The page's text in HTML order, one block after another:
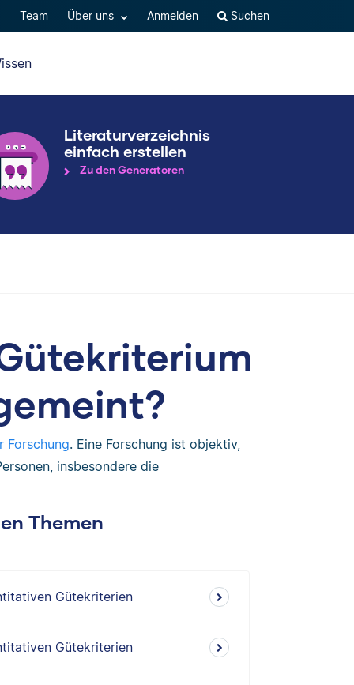
Team Über uns Anmelden Suchen
Literaturverzeichnis
einfach erstellen
Zu den Generatoren
Forschung. Eine Forschung ist objektiv,
insbesondere die
Themen
Gütekriterien
Gütekriterien